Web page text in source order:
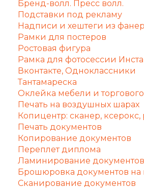
Бренд-волл. Пресс волл.
Подставки под рекламу
Надписи и хештеги из
Рамки для постеров
Ростовая фигура
Рамка для фотосессии
Вконтакте, Одноклассники
Тантамареска
Оклейка мебели и
Печать на воздушных шарах
Копицентр: сканер, ксерокс,
Печать документов
Копирование документов
Переплет диплома
Ламинирование документов
Брошюровка документов на
Сканирование документов